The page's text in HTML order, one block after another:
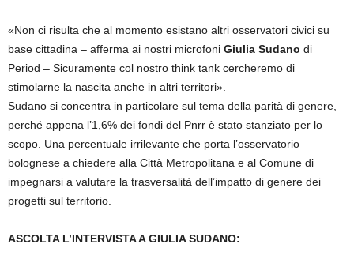
«Non ci risulta che al momento esistano altri osservatori civici su
base cittadina – afferma ai nostri microfoni Giulia Sudano di
Period – Sicuramente col nostro think tank cercheremo di
stimolarne la nascita anche in altri territori».
Sudano si concentra in particolare sul tema della parità di genere,
perché appena l’1,6% dei fondi del Pnrr è stato stanziato per lo
scopo. Una percentuale irrilevante che porta l’osservatorio
bolognese a chiedere alla Città Metropolitana e al Comune di
impegnarsi a valutare la trasversalità dell’impatto di genere dei
progetti sul territorio.
ASCOLTA L’INTERVISTA A GIULIA SUDANO: